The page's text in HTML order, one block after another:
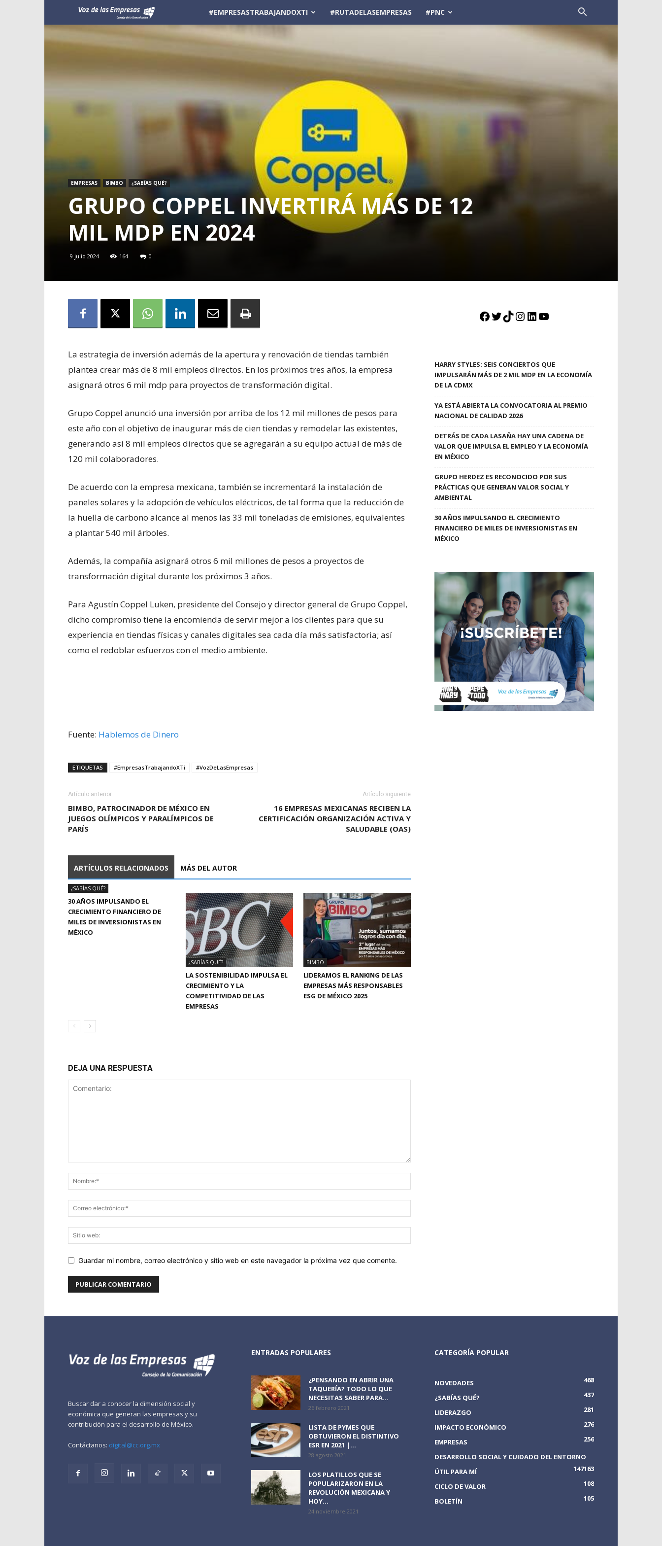
Empresas
#EMPRESASTRABAJANDOXTI #RUTADELASEMPRESAS #PNC
EMPRESAS BIMBO ¿SABÍAS QUÉ?
GRUPO COPPEL INVERTIRÁ MÁS DE 12
MIL MDP EN 2024
9 julio 2024 164 0
La estrategia de inversión además de la apertura y renovación de tiendas también
plantea crear más de 8 mil empleos directos. En los próximos tres años, la empresa
asignará otros 6 mil mdp para proyectos de transformación digital.
Grupo Coppel anunció una inversión por arriba de los 12 mil millones de pesos para
este año con el objetivo de inaugurar más de cien tiendas y remodelar las existentes,
generando así 8 mil empleos directos que se agregarán a su equipo actual de más de
120 mil colaboradores.
De acuerdo con la empresa mexicana, también se incrementará la instalación de
paneles solares y la adopción de vehículos eléctricos, de tal forma que la reducción de
la huella de carbono alcance al menos las 33 mil toneladas de emisiones, equivalentes
a plantar 540 mil árboles.
Además, la compañía asignará otros 6 mil millones de pesos a proyectos de
transformación digital durante los próximos 3 años.
Para Agustín Coppel Luken, presidente del Consejo y director general de Grupo Coppel,
dicho compromiso tiene la encomienda de servir mejor a los clientes para que su
experiencia en tiendas físicas y canales digitales sea cada día más satisfactoria; así
como el redoblar esfuerzos con el medio ambiente.
Fuente: Hablemos de Dinero
ETIQUETAS #EmpresasTrabajandoXTi #VozDeLasEmpresas
Artículo anterior
BIMBO, PATROCINADOR DE MÉXICO EN
JUEGOS OLÍMPICOS Y PARALÍMPICOS DE
PARÍS
Artículo siguiente
16 EMPRESAS MEXICANAS RECIBEN LA
CERTIFICACIÓN ORGANIZACIÓN ACTIVA Y
SALUDABLE (OAS)
ARTÍCULOS RELACIONADOS MÁS DEL AUTOR
¿SABÍAS QUÉ?
30 AÑOS IMPULSANDO EL
CRECIMIENTO FINANCIERO DE
MILES DE INVERSIONISTAS EN
MÉXICO
¿SABÍAS QUÉ?
LA SOSTENIBILIDAD IMPULSA EL
CRECIMIENTO Y LA
COMPETITIVIDAD DE LAS
EMPRESAS
BIMBO
LIDERAMOS EL RANKING DE LAS
EMPRESAS MÁS RESPONSABLES
ESG DE MÉXICO 2025
DEJA UNA RESPUESTA
Guardar mi nombre, correo electrónico y sitio web en este navegador la próxima vez que comente.
Facebook
Twitter
TikTok
Instagram
LinkedIn
YouTube
HARRY STYLES: SEIS CONCIERTOS QUE
IMPULSARÁN MÁS DE 2 MIL MDP EN LA ECONOMÍA
DE LA CDMX
YA ESTÁ ABIERTA LA CONVOCATORIA AL PREMIO
NACIONAL DE CALIDAD 2026
DETRÁS DE CADA LASAÑA HAY UNA CADENA DE
VALOR QUE IMPULSA EL EMPLEO Y LA ECONOMÍA
EN MÉXICO
GRUPO HERDEZ ES RECONOCIDO POR SUS
PRÁCTICAS QUE GENERAN VALOR SOCIAL Y
AMBIENTAL
30 AÑOS IMPULSANDO EL CRECIMIENTO
FINANCIERO DE MILES DE INVERSIONISTAS EN
MÉXICO
Buscar dar a conocer la dimensión social y
económica que generan las empresas y su
contribución para el desarrollo de México.
Contáctanos: digital@cc.org.mx
ENTRADAS POPULARES
¿PENSANDO EN ABRIR UNA
TAQUERÍA? TODO LO QUE
NECESITAS SABER PARA...
26 febrero 2021
LISTA DE PYMES QUE
OBTUVIERON EL DISTINTIVO
ESR EN 2021 |...
28 agosto 2021
LOS PLATILLOS QUE SE
POPULARIZARON EN LA
REVOLUCIÓN MEXICANA Y
HOY...
24 noviembre 2021
CATEGORÍA POPULAR
NOVEDADES
468
¿SABÍAS QUÉ?
437
LIDERAZGO
281
IMPACTO ECONÓMICO
276
EMPRESAS
256
DESARROLLO SOCIAL Y CUIDADO DEL ENTORNO
163
ÚTIL PARA MÍ
147
CICLO DE VALOR
108
BOLETÍN
105